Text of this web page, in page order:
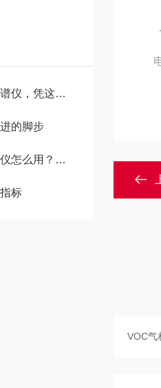
破解设备检测难题
的脚步
关键事项别漏！
标